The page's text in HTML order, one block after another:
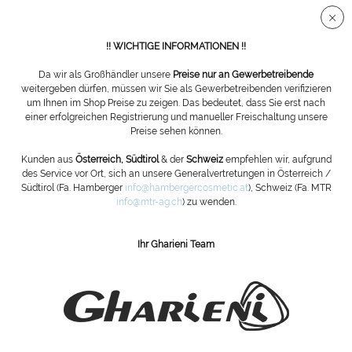
Handschuhe
ABONNIEREN SIE UNSEREN NEWSLETTER:
Bestellen
!! WICHTIGE INFORMATIONEN !!
Da wir als Großhändler unsere Preise nur an Gewerbetreibende
weitergeben dürfen, müssen wir Sie als Gewerbetreibenden verifizieren
um Ihnen im Shop Preise zu zeigen. Das bedeutet, dass Sie erst nach
einer erfolgreichen Registrierung und manueller Freischaltung unsere
Preise sehen können.
Kunden aus Österreich, Südtirol& der Schweizempfehlen wir, aufgrund
des Service vor Ort, sich an unsere Generalvertretungen in Österreich /
Südtirol (Fa. Hamberger info@hambergercosmetic.at), Schweiz (Fa. MTR
info@mtr-ag.ch) zu wenden.
Ihr Gharieni Team